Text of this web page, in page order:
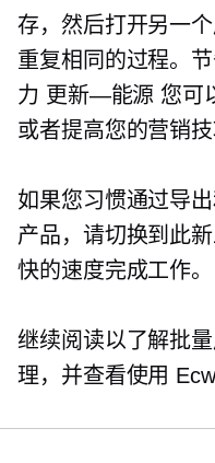
存，然后打开另一
重复相同的过程。
力 更新—能源 您可
或者提高您的营销技
如果您习惯通过导
产品，请切换到此
快的速度完成工作。
继续阅读以了解批
理，并查看使用